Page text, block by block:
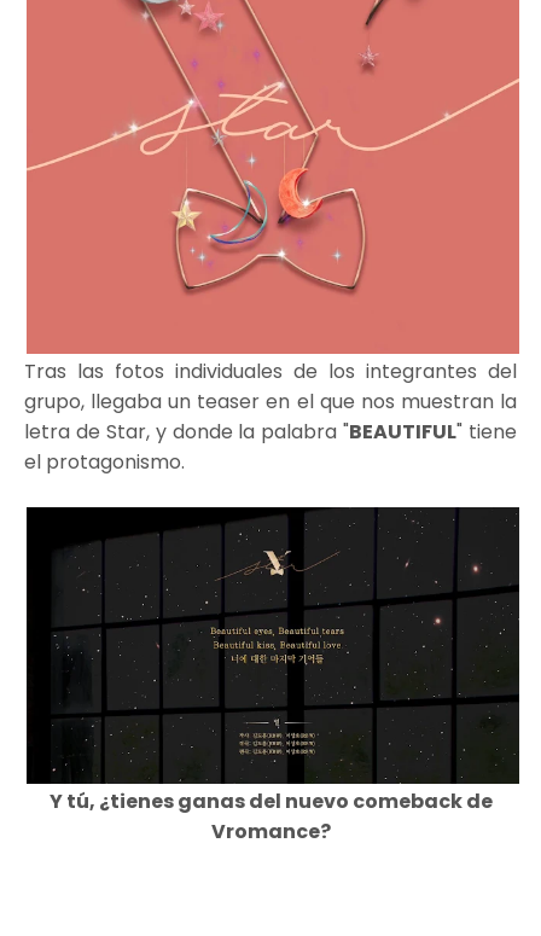
Tras las fotos individuales de los integrantes del
grupo, llegaba un teaser en el que nos muestran la
letra de Star, y donde la palabra "BEAUTIFUL" tiene
el protagonismo.
Y tú, ¿tienes ganas del nuevo comeback de
Vromance?